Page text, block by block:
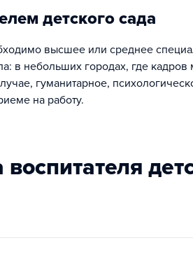
детского сада
высшее или среднее
в небольших городах, где
гуманитарное,
на работу.
воспитателя